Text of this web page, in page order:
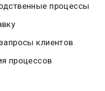
процессы
клиентов
процессов